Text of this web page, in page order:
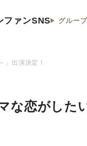
ファンSNS グルー
出演決定！
な恋がした